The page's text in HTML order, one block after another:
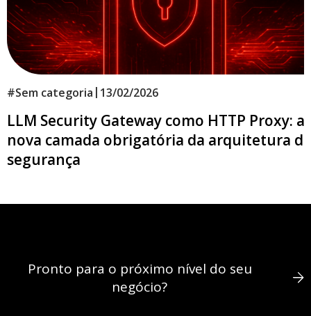
#Sem categoria | 13/02/2026
LLM Security Gateway como HTTP Proxy: a
nova camada obrigatória da arquitetura de
segurança
Pronto para o próximo nível do seu
negócio?